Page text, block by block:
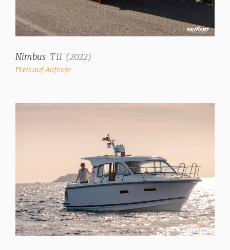
Interieur
Anzahl der Kabinen
2
Anzahl der Kojen
4
Mahagoni
Fäkalientank
120 Liter
Abwassertank drainpump
Nimbus T11 (2022)
Preis auf Anfrage